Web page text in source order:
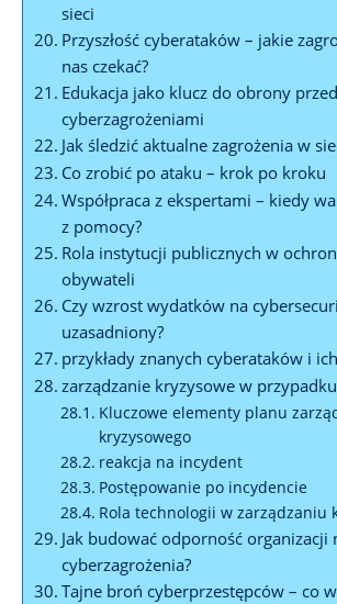
sieci
Przyszłość cyberataków – jakie
nas czekać?
Edukacja jako klucz do obrony przed
⁣cyberzagrożeniami
Jak śledzić aktualne zagrożenia ‌w
Co zrobić ​po ataku – ⁣krok po kroku
Współpraca z ⁣ekspertami ⁣– kiedy
z pomocy?
Rola⁣ instytucji‍ publicznych w⁢
obywateli
Czy ⁤wzrost wydatków ⁢na
uzasadniony?
przykłady‌ znanych cyberataków‌ i
zarządzanie kryzysowe w
Kluczowe ⁢elementy ⁣planu
kryzysowego
reakcja na incydent
Postępowanie ​po incydencie
Rola technologii ‌w zarządzaniu
Jak budować ‍odporność organizacji⁣
cyberzagrożenia?
Tajne broń cyberprzestępców – co